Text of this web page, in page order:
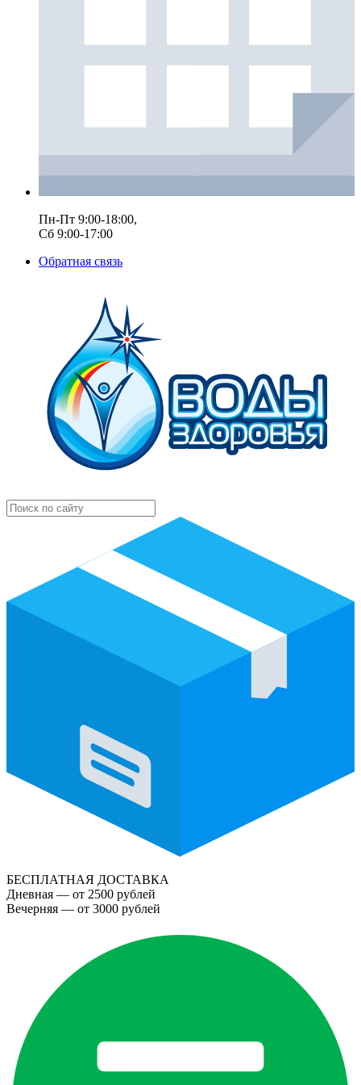
Пн-Пт 9:00-18:00,
Сб 9:00-17:00
Обратная связь
БЕСПЛАТНАЯ ДОСТАВКА
Дневная — от 2500 рублей
Вечерняя — от 3000 рублей